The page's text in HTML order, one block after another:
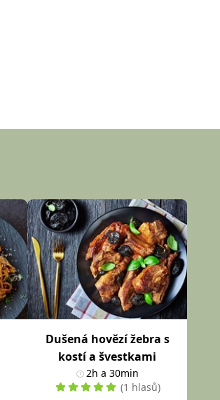
Dušená hovězí žebra s
kostí a švestkami
2h a 30min
(1 hlasů)